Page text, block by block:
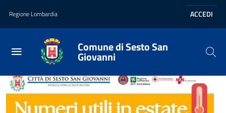
Vai al contenuto principale
Vai al footer
Regione Lombardia ACCEDI
Comune di Sesto San
Giovanni